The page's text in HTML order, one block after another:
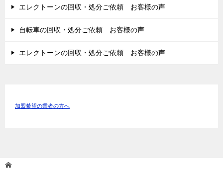
エレクトーンの回収・処分ご依頼 お客様の声
自転車の回収・処分ご依頼 お客様の声
エレクトーンの回収・処分ご依頼 お客様の声
加盟希望の業者の方へ